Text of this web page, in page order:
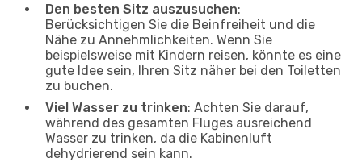
Den besten Sitz auszusuchen:
Berücksichtigen Sie die Beinfreiheit und die
Nähe zu Annehmlichkeiten. Wenn Sie
beispielsweise mit Kindern reisen, könnte es eine
gute Idee sein, Ihren Sitz näher bei den Toiletten
zu buchen.
Viel Wasser zu trinken: Achten Sie darauf,
während des gesamten Fluges ausreichend
Wasser zu trinken, da die Kabinenluft
dehydrierend sein kann.